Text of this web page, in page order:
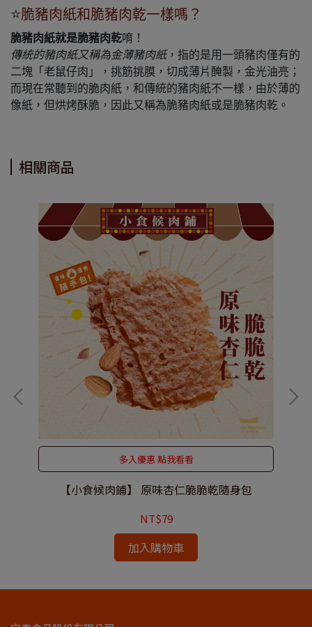
⭐脆豬肉紙和脆豬肉乾一樣嗎？
脆豬肉紙就是脆豬肉乾唷！
傳統的豬肉紙又稱為金薄豬肉紙，指的是用一頭豬肉僅有的
二塊「老鼠仔肉」，挑筋挑膜，切成薄片醃製，金光油亮；
而現在常聽到的脆肉紙，和傳統的豬肉紙不一樣，由於薄的
像紙，但烘烤酥脆，因此又稱為脆豬肉紙或是脆豬肉乾。
相關商品
多入優惠 點我看看
【小食候肉鋪】 原味杏仁脆脆乾隨身包
NT$79
加入購物車